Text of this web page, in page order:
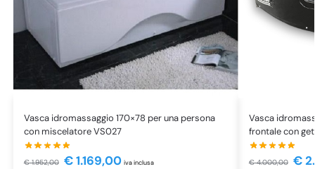
Vasca idromassaggio 170×78 per una persona
con miscelatore VS027
€1.952,00 €1.169,00 iva inclusa
Vasca
frontale con
€4.000,00 €